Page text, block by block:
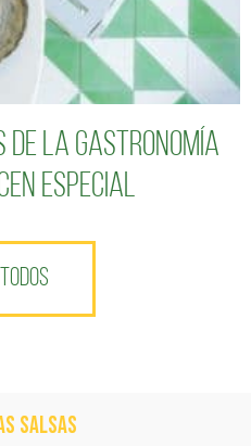
de la gastronomía
especial
SALSAS